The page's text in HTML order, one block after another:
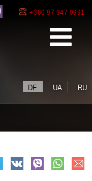
+380 97 947 0991
DE UA RU